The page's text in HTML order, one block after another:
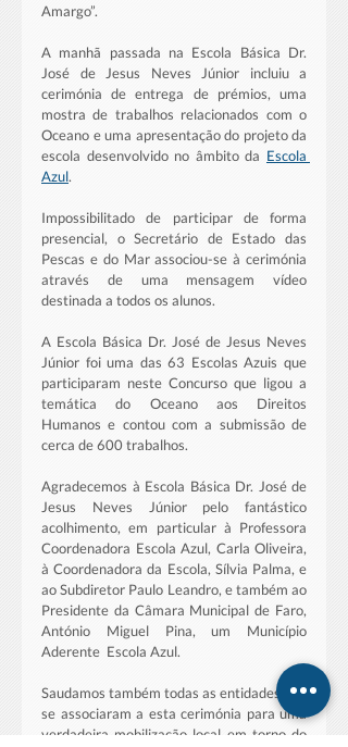
Amargo”.
A manhã passada na Escola Básica Dr.
José de Jesus Neves Júnior incluiu a
cerimónia de entrega de prémios, uma
mostra de trabalhos relacionados com o
Oceano e uma apresentação do projeto da
escola desenvolvido no âmbito da Escola
Azul.
Impossibilitado de participar de forma
presencial, o Secretário de Estado das
Pescas e do Mar associou-se à cerimónia
através de uma mensagem vídeo
destinada a todos os alunos.
A Escola Básica Dr. José de Jesus Neves
Júnior foi uma das 63 Escolas Azuis que
participaram neste Concurso que ligou a
temática do Oceano aos Direitos
Humanos e contou com a submissão de
cerca de 600 trabalhos.
Agradecemos à Escola Básica Dr. José de
Jesus Neves Júnior pelo fantástico
acolhimento, em particular à Professora
Coordenadora Escola Azul, Carla Oliveira,
à Coordenadora da Escola, Sílvia Palma, e
ao Subdiretor Paulo Leandro, e também ao
Presidente da Câmara Municipal de Faro,
António Miguel Pina, um Município
Aderente  Escola Azul.
Saudamos também todas as entidades que
se associaram a esta cerimónia para uma
verdadeira mobilização local em torno do